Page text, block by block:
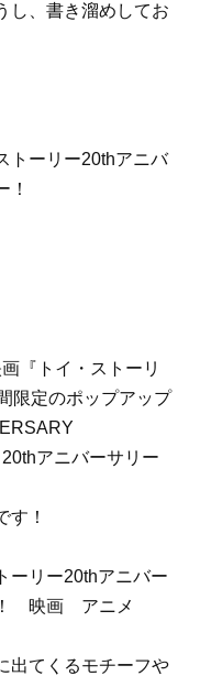
し、書き溜めしてお
トーリー20thアニバ
！
『トイ・ストーリ
限定のポップアップ
アニバーサリー
す！
出てくるモチーフや